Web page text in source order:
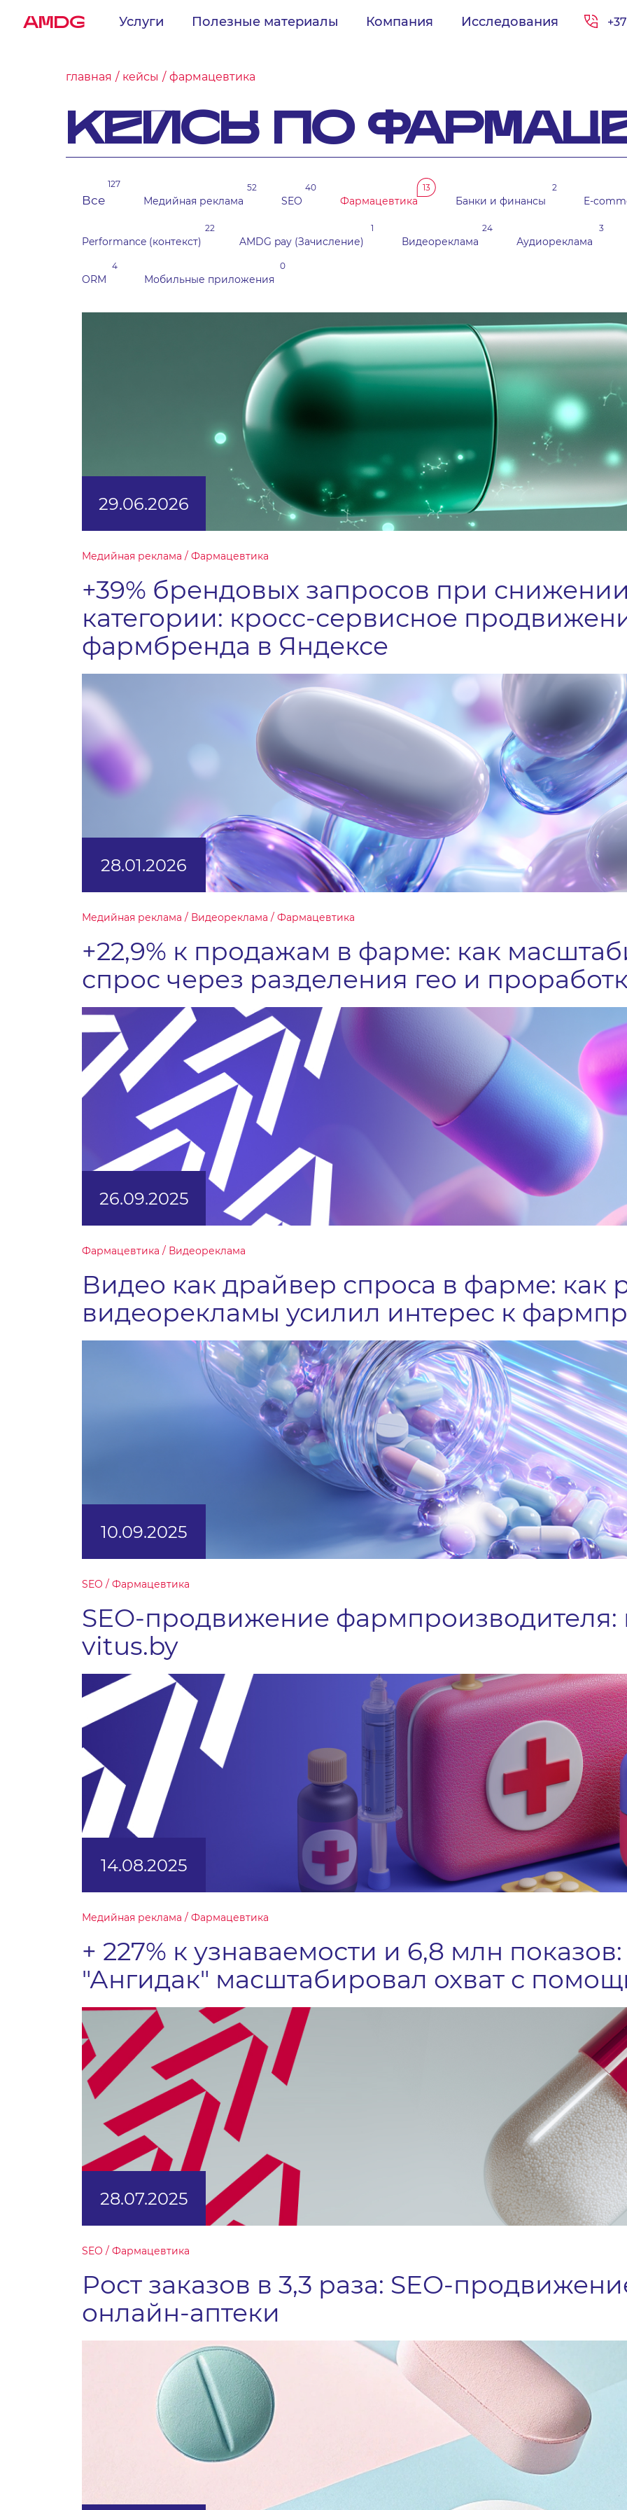
AMDG Услуги Полезные материалы Компания Исследования
главная кейсы фармацевтика
КЕЙСЫ ПО
127
Все
52
Медийная реклама
40
SEO
13
Фармацевтика
2
Банки и финансы E-
22
Performance (контекст)
1
AMDG pay (Зачисление)
24
Видеореклама
3
Аудиореклама
4
ORM
0
Мобильные приложения
29.06.2026
Медийная реклама / Фармацевтика
+39% брендовых запросов при
категории: кросс-сервисное
фармбренда в Яндексе
28.01.2026
Медийная реклама / Видеореклама / Фармацевтика
+22,9% к продажам в фарме: как
спрос через разделения гео и
26.09.2025
Фармацевтика / Видеореклама
Видео как драйвер спроса в фарме: как
видеорекламы усилил интерес к
10.09.2025
SEO / Фармацевтика
SEO-продвижение фармпроизводителя:
vitus.by
14.08.2025
Медийная реклама / Фармацевтика
+ 227% к узнаваемости и 6,8 млн
"Ангидак" масштабировал охват с
28.07.2025
SEO / Фармацевтика
Рост заказов в 3,3 раза: SEO-
онлайн-аптеки